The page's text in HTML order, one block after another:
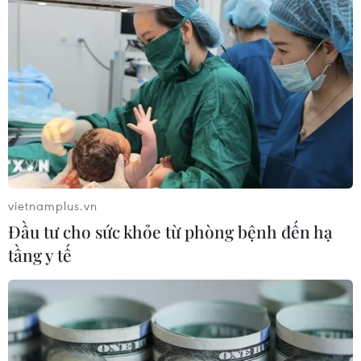
toàn, truy xuất nguồn gốc và phục vụ xuất khẩu.
Bảo vệ và phát triển rừng phòng hộ, rừng đặc
dụng, rừng sản xuất. Xây dựng ngành lâm
nghiệp trở thành ngành kinh tế-kỹ thuật theo
hướng hiện đại, hiệu quả, gắn kết chặt chẽ, hài
hòa giữa bảo vệ và phát triển rừng với khai thác
hợp lý, góp phần bảo vệ môi trường, giảm nhẹ
thiên tai, ứng phó với biến đổi khí hậu. Đẩy
mạnh ứng dụng khoa học và công nghệ tiên
tiến, hiện đại vào công tác bảo vệ rừng và phát
triển rừng.../.
Đồng Nai: Hội nghị giới
thiệu danh mục các dự án
dự kiến ưu tiên đầu tư
vietnamplus.vn
Đầu tư cho sức khỏe từ phòng bệnh đến hạ
tầng y tế